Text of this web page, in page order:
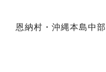
恩納村・沖縄本島中部